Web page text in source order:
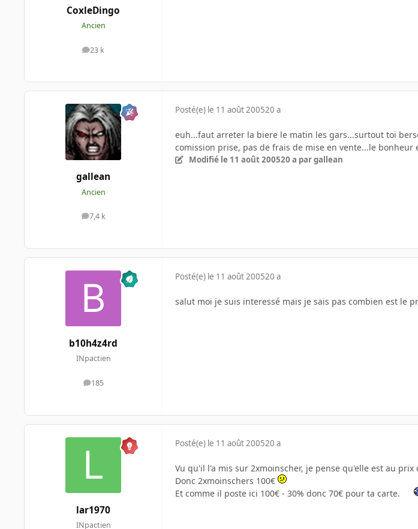
CoxleDingo
Ancien
23 k
messages
gallean
Ancien
7,4 k
messages
Posté(e) le 11 août 200520 a
euh...faut arreter la biere le matin les gars...surtout toi
comission prise, pas de frais de mise en vente...le bonheur
Modifié le 11 août 200520 a par gallean
b10h4z4rd
INpactien
185
messages
Posté(e) le 11 août 200520 a
salut moi je suis interessé mais je sais pas combien est le
lar1970
INpactien
Posté(e) le 11 août 200520 a
Vu qu'il l'a mis sur 2xmoinscher, je pense qu'elle est au prix
Donc 2xmoinschers 100€
Et comme il poste ici 100€ - 30% donc 70€ pour ta carte.